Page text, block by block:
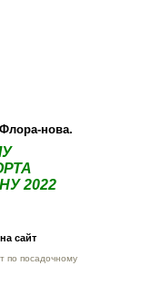
нова.
2022
сайт
по посадочному